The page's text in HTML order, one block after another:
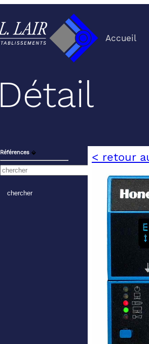
Accueil
Détail
Références ⬙ < retour